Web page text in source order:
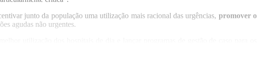
junto da população uma utilização mais racional das urgências, promover o
agudas não urgentes.
infeções respiratórias em estruturas dedicadas fora do espaço das urgências”,